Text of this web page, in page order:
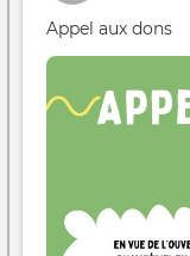
Appel aux dons